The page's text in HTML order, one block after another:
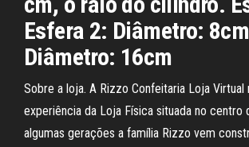
Esfera 2: Diâmetro: 8cm
Diâmetro: 16cm
Sobre a loja. A Rizzo Confeitaria Loja Virtual
experiência da Loja Física situada no centro
algumas gerações a família Rizzo vem